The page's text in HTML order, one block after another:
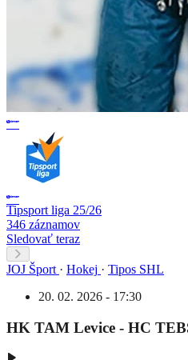
Tipsport liga 25/26
346 záznamov
Sledovať teraz
JOJ Šport · Hokej · Tipos SHL
20. 02. 2026 - 17:30
HK TAM Levice - HC